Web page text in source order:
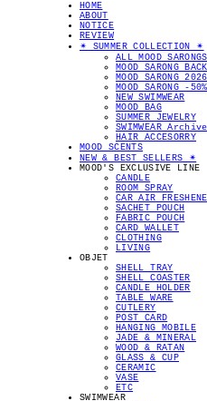
HOME
ABOUT
NOTICE
REVIEW
✴︎ SUMMER COLLECTION ✴︎
ALL MOOD
MOOD SARONG
MOOD SARONG
MOOD SARONG -
NEW SWIMWEAR
MOOD BAG
SUMMER JEWELRY
SWIMWEAR
HAIR ACCESORRY
MOOD SCENTS
NEW & BEST SELLERS ✴︎
MOOD'S EXCLUSIVE LINE
CANDLE
ROOM SPRAY
CAR AIR
SACHET POUCH
FABRIC POUCH
CARD WALLET
CLOTHING
LIVING
OBJET
SHELL TRAY
SHELL COASTER
CANDLE HOLDER
TABLE WARE
CUTLERY
POST CARD
HANGING MOBILE
JADE & MINERAL
WOOD & RATAN
GLASS & CUP
CERAMIC
VASE
ETC
SWIMWEAR